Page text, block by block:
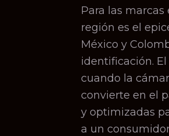
Para las
región es el
México y
identificación.
cuando la
convierte en el
y optimizadas
a un